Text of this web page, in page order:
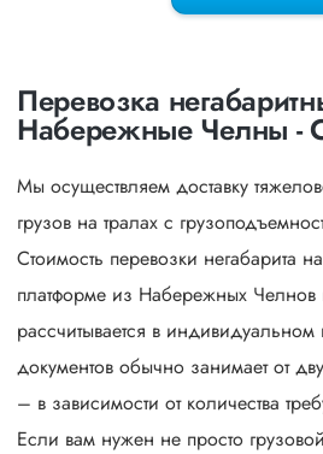
Перевозка
Набережные Челны -
Мы осуществляем доставку
грузов на тралах с
Стоимость перевозки негабарита
платформе из Набережных Челнов
рассчитывается в
документов обычно занимает от
– в зависимости от количества
Если вам нужен не просто